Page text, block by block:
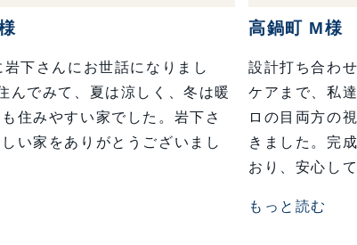
下さんにお世話になりまし
んでみて、夏は涼しく、冬は暖
住みやすい家でした。岩下さ
い家をありがとうございまし
高鍋町 M様
設計打ち合わ
ケアまで、私
ロの目両方の
きました。完
おり、安心し
もっと読む